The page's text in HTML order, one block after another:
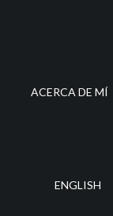
lateralACERCA DE MÍ
ENGLISH